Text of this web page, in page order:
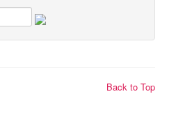
Back to Top